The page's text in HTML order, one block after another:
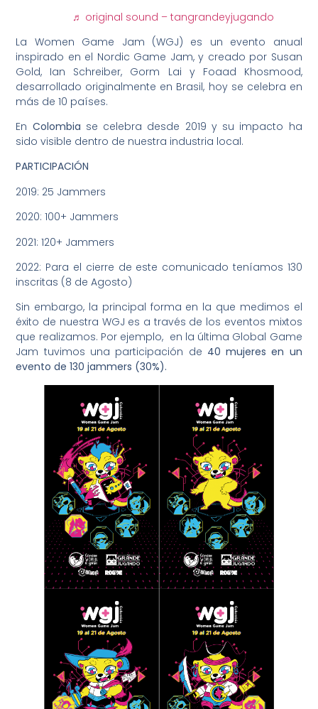
♬ original sound – tangrandeyjugando
La Women Game Jam (WGJ) es un evento anual
inspirado en el Nordic Game Jam, y creado por Susan
Gold, Ian Schreiber, Gorm Lai y Foaad Khosmood,
desarrollado originalmente en Brasil, hoy se celebra en
más de 10 países.
En Colombia se celebra desde 2019 y su impacto ha
sido visible dentro de nuestra industria local.
PARTICIPACIÓN
2019: 25 Jammers
2020: 100+ Jammers
2021: 120+ Jammers
2022: Para el cierre de este comunicado teníamos 130
inscritas (8 de Agosto)
Sin embargo, la principal forma en la que medimos el
éxito de nuestra WGJ es a través de los eventos mixtos
que realizamos. Por ejemplo, en la última Global Game
Jam tuvimos una participación de 40 mujeres en un
evento de 130 jammers (30%).